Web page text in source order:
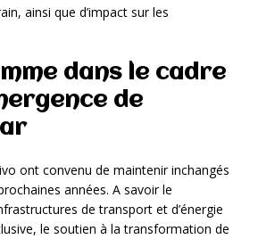
ainsi que d’impact sur les
dans le cadre
de
ont convenu de maintenir inchangés
années. A savoir le
de transport et d’énergie
le soutien à la transformation de